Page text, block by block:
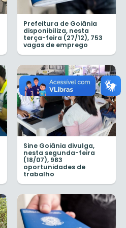
Prefeitura de Goiânia
disponibiliza, nesta
terça-feira (27/12), 753
vagas de emprego
Sine Goiânia divulga,
nesta segunda-feira
(18/07), 983
oportunidades de
trabalho